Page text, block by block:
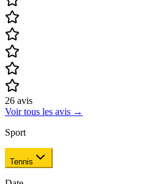
26 avis
Voir tous les avis →
Sport
Tennis